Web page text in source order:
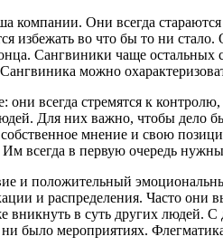
компании. Они всегда
избежать во что бы то ни
Сангвиники чаще
можно
всегда стремятся к
Для них важно, чтобы дело
мнение и свою
всегда в первую очередь
и положительный
и распределения. Часто
в суть других людей.
было мероприятиях.